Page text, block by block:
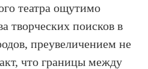
театра ощутимо
творческих поисков в
преувеличением не
что границы между